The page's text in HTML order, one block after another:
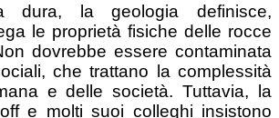
dura, la geologia definisce,
le proprietà fisiche delle rocce
dovrebbe essere contaminata
che trattano la complessità
e delle società. Tuttavia, la
e molti suoi colleghi insistono